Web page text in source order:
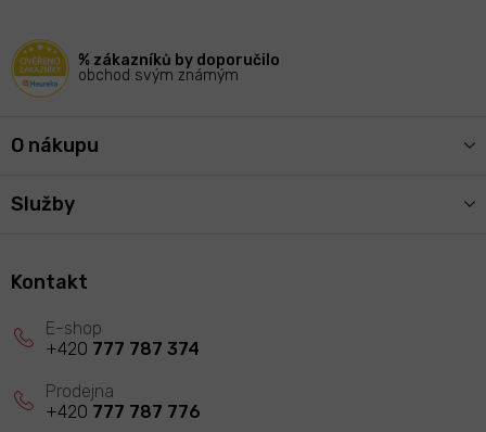
% zákazníků by doporučilo
obchod svým známým
O nákupu
Služby
Kontakt
+420 777 787 374
+420 777 787 776